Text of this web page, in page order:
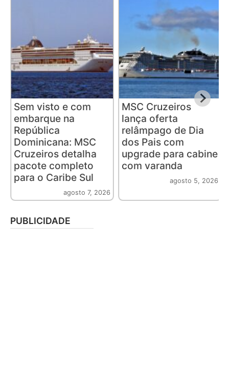
Sem visto e com
embarque na
República
Dominicana: MSC
Cruzeiros detalha
pacote completo
para o Caribe Sul
agosto 7, 2026
MSC Cruzeiros
lança oferta
relâmpago de Dia
dos Pais com
upgrade para cabine
com varanda
agosto 5, 2026
PUBLICIDADE